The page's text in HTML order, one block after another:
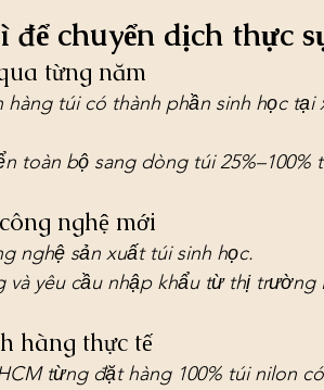
chuyển dịch thực
từng năm
hàng túi có thành phần sinh học
toàn bộ sang dòng túi 25%–100%
nghệ mới
nghệ sản xuất túi sinh học.
yêu cầu nhập khẩu từ thị trường
hàng thực tế
từng đặt hàng 100% túi nilon